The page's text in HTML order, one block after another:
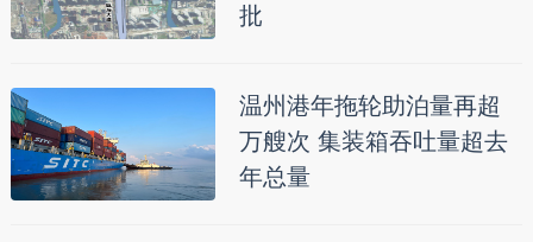
批
温州港年拖轮助泊量再超
万艘次 集装箱吞吐量超去
年总量